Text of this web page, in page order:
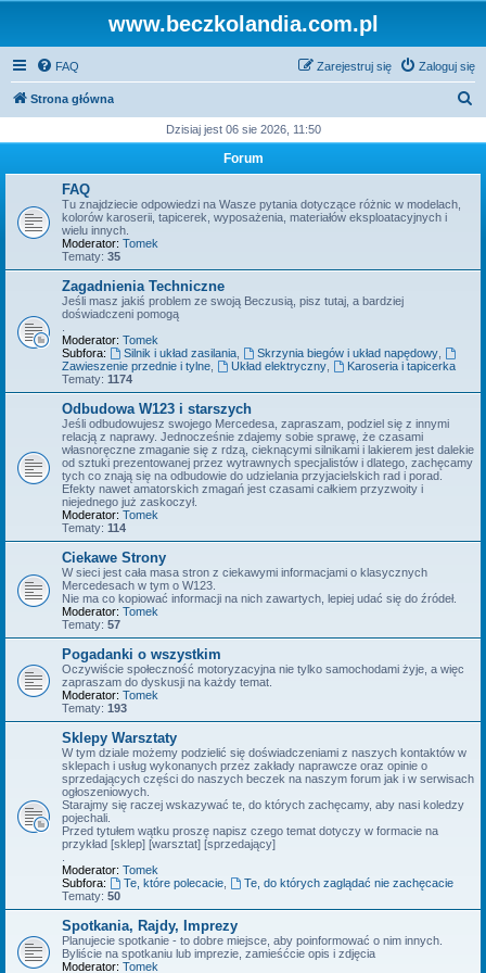
www.beczkolandia.com.pl
FAQ Zaloguj się
Zarejestruj się
Strona główna
k
Dzisiaj jest 06 sie 2026, 11:50
Forum
FAQ
Tu znajdziecie odpowiedzi na Wasze pytania dotyczące różnic w modelach,
kolorów karoserii, tapicerek, wyposażenia, materiałów eksploatacyjnych i
wielu innych.
Moderator: Tomek
Tematy: 35
Zagadnienia Techniczne
Jeśli masz jakiś problem ze swoją Beczusią, pisz tutaj, a bardziej
doświadczeni pomogą
Moderator: Tomek
Subfora:
Silnik i układ zasilania, Skrzynia biegów i układ napędowy,
Zawieszenie przednie i tylne
Układ elektryczny,
Karoseria i tapicerka
Tematy: 1174
Odbudowa W123 i starszych
Jeśli odbudowujesz swojego Mercedesa, zapraszam, podziel się z innymi
relacją z naprawy. Jednocześnie zdajemy sobie sprawę, że czasami
własnoręczne zmaganie się z rdzą, cieknącymi silnikami i lakierem jest dalekie
od sztuki prezentowanej przez wytrawnych specjalistów i dlatego, zachęcamy
tych co znają się na odbudowie do udzielania przyjacielskich rad i porad.
Efekty nawet amatorskich zmagań jest czasami całkiem przyzwoity i
niejednego już zaskoczył.
Moderator: Tomek
Tematy: 114
Ciekawe Strony
W sieci jest cała masa stron z ciekawymi informacjami o klasycznych
Mercedesach w tym o W123.
Nie ma co kopiować informacji na nich zawartych, lepiej udać się do źródeł.
Moderator: Tomek
Tematy: 57
Pogadanki o wszystkim
Oczywiście społeczność motoryzacyjna nie tylko samochodami żyje, a więc
zapraszam do dyskusji na każdy temat.
Moderator: Tomek
Tematy: 193
Sklepy Warsztaty
W tym dziale możemy podzielić się doświadczeniami z naszych kontaktów w
sklepach i usług wykonanych przez zakłady naprawcze oraz opinie o
sprzedających części do naszych beczek na naszym forum jak i w serwisach
ogłoszeniowych.
Starajmy się raczej wskazywać te, do których zachęcamy, aby nasi koledzy
pojechali.
Przed tytułem wątku proszę napisz czego temat dotyczy w formacie na
przykład [sklep] [warsztat] [sprzedający]
Moderator: Tomek
Subfora:
Te, które polecacie,
Te, do których zaglądać nie zachęcacie
Tematy: 50
Spotkania, Rajdy, Imprezy
Planujecie spotkanie - to dobre miejsce, aby poinformować o nim innych.
Byliście na spotkaniu lub imprezie, zamieśćcie opis i zdjęcia
Moderator: Tomek